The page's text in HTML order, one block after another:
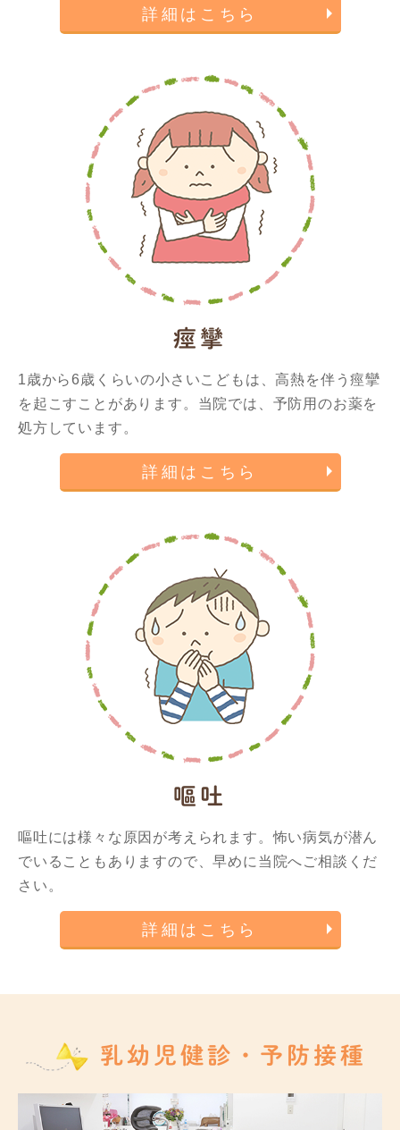
詳細はこちら
痙攣
1歳から6歳くらいの小さいこどもは、高熱を伴う痙攣
を起こすことがあります。当院では、予防用のお薬を
処方しています。
詳細はこちら
嘔吐
嘔吐には様々な原因が考えられます。怖い病気が潜ん
でいることもありますので、早めに当院へご相談くだ
さい。
詳細はこちら
乳幼児健診・予防接種